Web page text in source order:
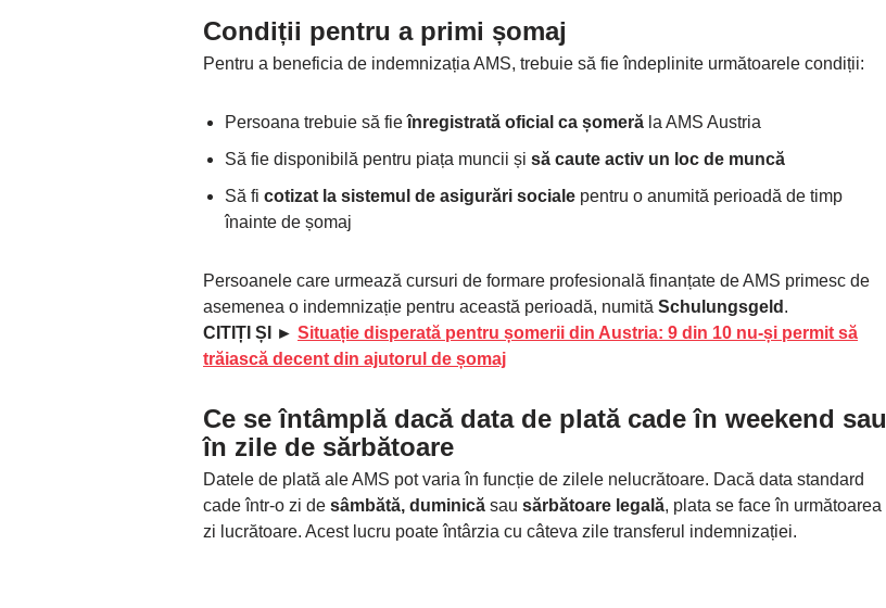
Condiții pentru a primi șomaj
Pentru a beneficia de indemnizația AMS, trebuie să fie îndeplinite următoarele condiții:
Persoana trebuie să fieînregistrată oficial ca șomeră la AMS Austria
Să fie disponibilă pentru piața muncii și să caute activ un loc de muncă
Să fi cotizat la sistemul de asigurări sociale pentru o anumită perioadă de timp
înainte de șomaj
Persoanele care urmează cursuri de formare profesională finanțate de AMS primesc de
asemenea o indemnizație pentru această perioadă, numită Schulungsgeld .
CITIȚI ȘI ► Situație disperată pentru șomerii din Austria: 9 din 10 nu-și permit să
trăiască decent din ajutorul de șomaj
Ce se întâmplă dacă data de plată cade în weekend sau
în zile de sărbătoare
Datele de plată ale AMS pot varia în funcție de zilele nelucrătoare. Dacă data standard
cade într-o zi de sâmbătă, duminică sau sărbătoare legală, plata se face în următoarea
zi lucrătoare. Acest lucru poate întârzia cu câteva zile transferul indemnizației.